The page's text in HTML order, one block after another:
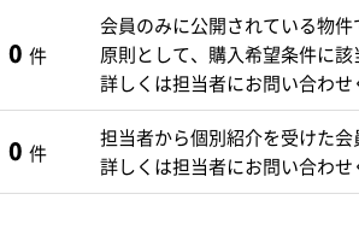
0 件
会員のみに公開されている物件
原則として、購入希望条件に
詳しくは担当者にお問い合わせ
0 件
担当者から個別紹介を受けた会
詳しくは担当者にお問い合わせ